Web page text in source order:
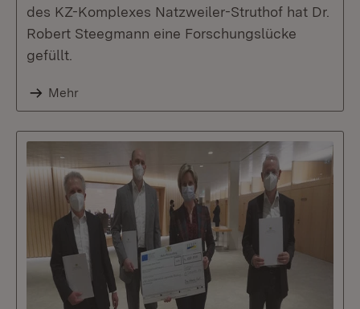
des KZ-Komplexes Natzweiler-Struthof hat Dr.
Robert Steegmann eine Forschungslücke
gefüllt.
Mehr